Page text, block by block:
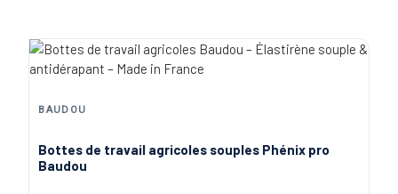
BAUDOU
Bottes de travail agricoles souples Phénix pro
Baudou